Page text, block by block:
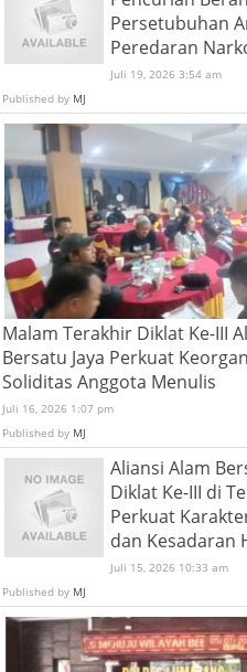
Persetubuhan
Peredaran
Juli 19, 2026 3:54 am
Published by MJ
Malam Terakhir Diklat Ke-III
Bersatu Jaya Perkuat
Soliditas Anggota Menulis
Juli 16, 2026 1:07 pm
Published by MJ
Aliansi Alam
Diklat Ke-III di
Perkuat
dan Kesadaran
Juli 15, 2026 10:33 am
Published by MJ